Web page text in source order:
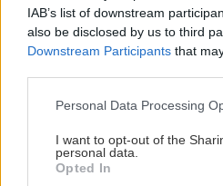
IAB’s list of downstream
also be disclosed by us to third
Downstream Participants that
Please note that this website/app
not limited to your visit or usage
grant or deny consent to Google
use your data for below specified
Personal Data Processing
I want to opt-out of the
personal data.
Opted In